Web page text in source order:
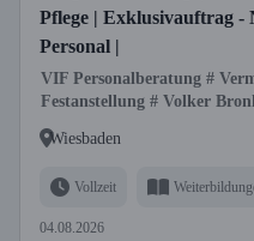
Pflege | Exklusivauftrag -
Personal |
VIF Personalberatung #
Festanstellung # Volker
Wiesbaden
Vollzeit
04.08.2026